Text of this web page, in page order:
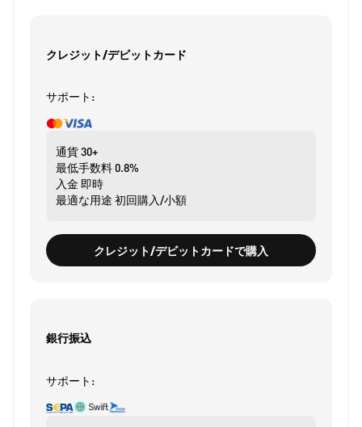
クレジット/デビットカード
サポート:
通貨30+
最低手数料0.8%
入金 即時
最適な用途 初回購入/小額
クレジット/デビットカードで購入
銀行振込
サポート: